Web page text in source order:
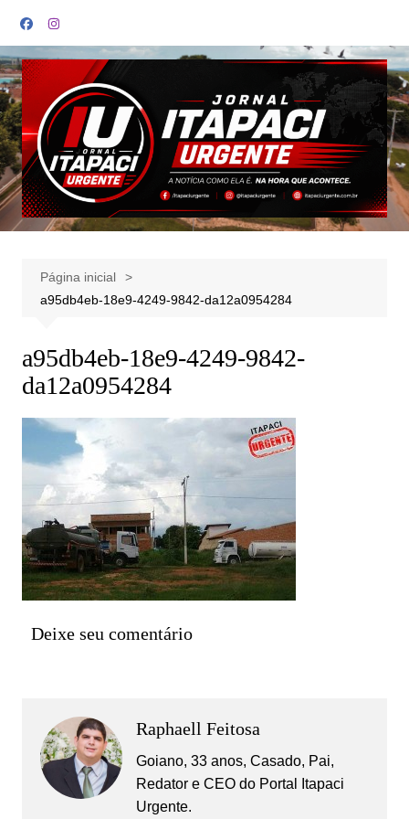
para
o
conteúdo
Página inicial
a95db4eb-18e9-4249-9842-da12a0954284
a95db4eb-18e9-4249-9842-
da12a0954284
Deixe seu comentário
Raphaell Feitosa
Goiano, 33 anos, Casado, Pai,
Redator e CEO do Portal Itapaci
Urgente.